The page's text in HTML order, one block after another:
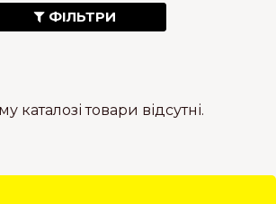
ФІЛЬТРИ
каталозі товари відсутні.